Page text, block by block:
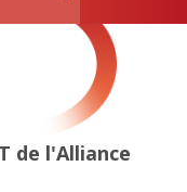
de l'Alliance